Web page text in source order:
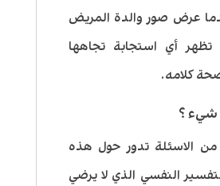
عرض صور والدة المريض
تظهر أي استجابة تجاهها
كلامه.
؟
من الاسئلة تدور حول هذه
النفسي الذي لا يرضي